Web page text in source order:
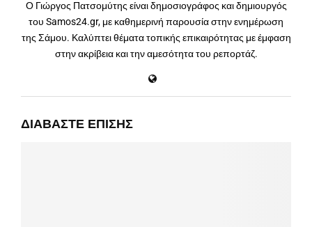
Ο Γιώργος Πατσομύτης είναι δημοσιογράφος και δημιουργός
του Samos24.gr, με καθημερινή παρουσία στην ενημέρωση
της Σάμου. Καλύπτει θέματα τοπικής επικαιρότητας με έμφαση
στην ακρίβεια και την αμεσότητα του ρεπορτάζ.
ΔΙΑΒΆΣΤΕ ΕΠΊΣΗΣ